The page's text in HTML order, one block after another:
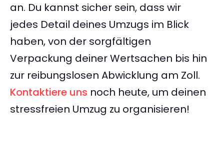
an. Du kannst sicher sein, dass wir
jedes Detail deines Umzugs im Blick
haben, von der sorgfältigen
Verpackung deiner Wertsachen bis hin
zur reibungslosen Abwicklung am Zoll.
Kontaktiere uns noch heute, um deinen
stressfreien Umzug zu organisieren!